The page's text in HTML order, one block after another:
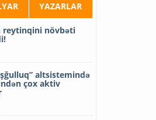
YAZARLAR
reytinqini növbəti
altsistemində
çox aktiv